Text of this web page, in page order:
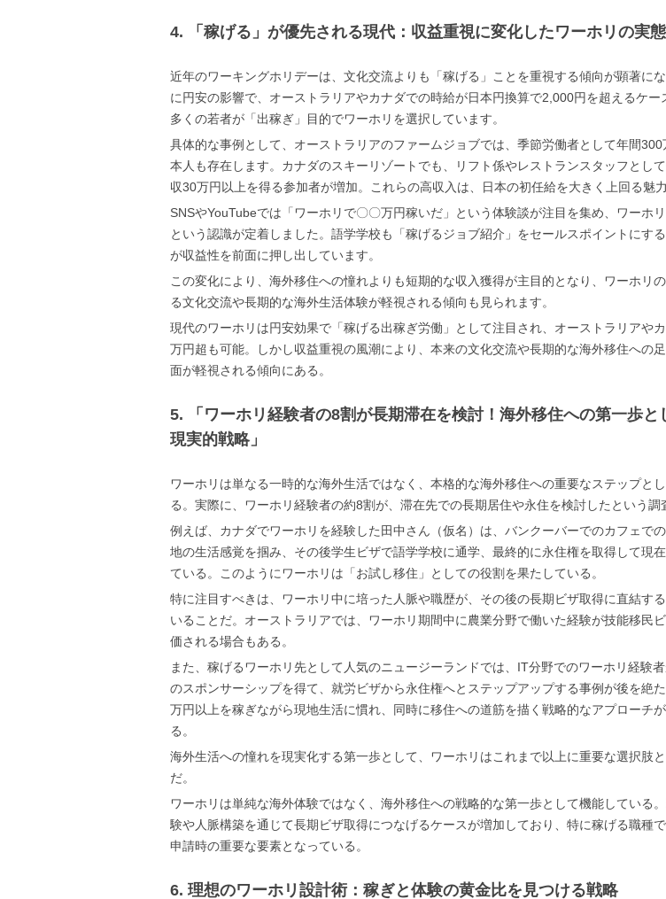
4. 「稼げる」が優先される現代：収益重視に変化したワーホリの実態
近年のワーキングホリデーは、文化交流よりも「稼げる」ことを重視する傾向が顕著に
に円安の影響で、オーストラリアやカナダでの時給が日本円換算で2,000円を超えるケー
多くの若者が「出稼ぎ」目的でワーホリを選択しています。
具体的な事例として、オーストラリアのファームジョブでは、季節労働者として年間300
本人も存在します。カナダのスキーリゾートでも、リフト係やレストランスタッフとし
収30万円以上を得る参加者が増加。これらの高収入は、日本の初任給を大きく上回る魅力
SNSやYouTubeでは「ワーホリで〇〇万円稼いだ」という体験談が注目を集め、ワーホ
という認識が定着しました。語学学校も「稼げるジョブ紹介」をセールスポイントにす
が収益性を前面に押し出しています。
この変化により、海外移住への憧れよりも短期的な収入獲得が主目的となり、ワーホリ
る文化交流や長期的な海外生活体験が軽視される傾向も見られます。
現代のワーホリは円安効果で「稼げる出稼ぎ労働」として注目され、オーストラリアや
万円超も可能。しかし収益重視の風潮により、本来の文化交流や長期的な海外移住への
面が軽視される傾向にある。
5. 「ワーホリ経験者の8割が長期滞在を検討！海外移住への第一歩と
現実的戦略」
ワーホリは単なる一時的な海外生活ではなく、本格的な海外移住への重要なステップと
る。実際に、ワーホリ経験者の約8割が、滞在先での長期居住や永住を検討したという調
例えば、カナダでワーホリを経験した田中さん（仮名）は、バンクーバーでのカフェで
地の生活感覚を掴み、その後学生ビザで語学学校に通学、最終的に永住権を取得して現
ている。このようにワーホリは「お試し移住」としての役割を果たしている。
特に注目すべきは、ワーホリ中に培った人脈や職歴が、その後の長期ビザ取得に直結す
いることだ。オーストラリアでは、ワーホリ期間中に農業分野で働いた経験が技能移民
価される場合もある。
また、稼げるワーホリ先として人気のニュージーランドでは、IT分野でのワーホリ経験
のスポンサーシップを得て、就労ビザから永住権へとステップアップする事例が後を絶
万円以上を稼ぎながら現地生活に慣れ、同時に移住への道筋を描く戦略的なアプローチ
る。
海外生活への憧れを現実化する第一歩として、ワーホリはこれまで以上に重要な選択肢
だ。
ワーホリは単純な海外体験ではなく、海外移住への戦略的な第一歩として機能している
験や人脈構築を通じて長期ビザ取得につなげるケースが増加しており、特に稼げる職種
申請時の重要な要素となっている。
6. 理想のワーホリ設計術：稼ぎと体験の黄金比を見つける戦略